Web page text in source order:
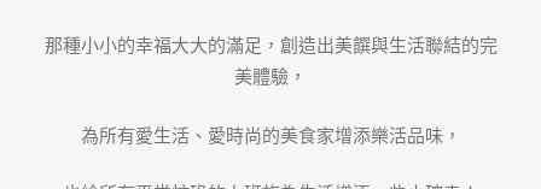
那種小小的幸福大大的滿足，創造出美饌與生活聯結的完
美體驗，
為所有愛生活、愛時尚的美食家增添樂活品味，